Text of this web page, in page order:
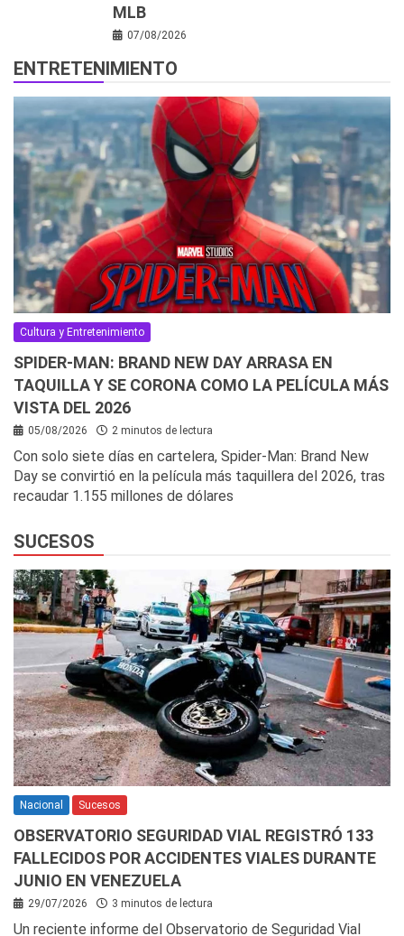
MLB
07/08/2026
ENTRETENIMIENTO
Cultura y Entretenimiento
SPIDER-MAN: BRAND NEW DAY ARRASA EN
TAQUILLA Y SE CORONA COMO LA PELÍCULA MÁS
VISTA DEL 2026
05/08/2026 2 minutos de lectura
Con solo siete días en cartelera, Spider-Man: Brand New
Day se convirtió en la película más taquillera del 2026, tras
recaudar 1.155 millones de dólares
SUCESOS
Nacional Sucesos
OBSERVATORIO SEGURIDAD VIAL REGISTRÓ 133
FALLECIDOS POR ACCIDENTES VIALES DURANTE
JUNIO EN VENEZUELA
29/07/2026 3 minutos de lectura
Un reciente informe del Observatorio de Seguridad Vial